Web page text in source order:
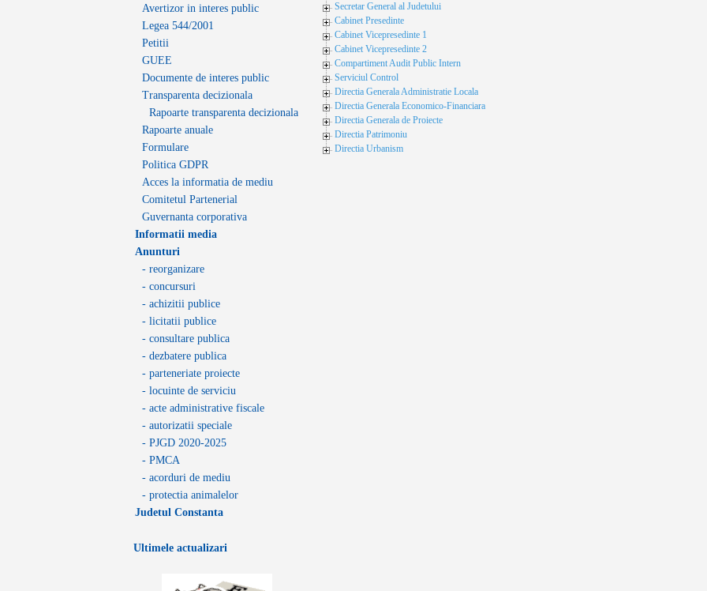
Avertizor in interes public
Legea 544/2001
Petitii
GUEE
Documente de interes public
Transparenta decizionala
Rapoarte transparenta decizionala
Rapoarte anuale
Formulare
Politica GDPR
Acces la informatia de mediu
Comitetul Partenerial
Guvernanta corporativa
Informatii media
Anunturi
- reorganizare
- concursuri
- achizitii publice
- licitatii publice
- consultare publica
- dezbatere publica
- parteneriate proiecte
- locuinte de serviciu
- acte administrative fiscale
- autorizatii speciale
- PJGD 2020-2025
- PMCA
- acorduri de mediu
- protectia animalelor
Judetul Constanta
Ultimele actualizari
Secretar General al Judetului
Cabinet Presedinte
Cabinet Vicepresedinte 1
Cabinet Vicepresedinte 2
Compartiment Audit Public Intern
Serviciul Control
Directia Generala Administratie Locala
Directia Generala Economico-Financiara
Directia Generala de Proiecte
Directia Patrimoniu
Directia Urbanism